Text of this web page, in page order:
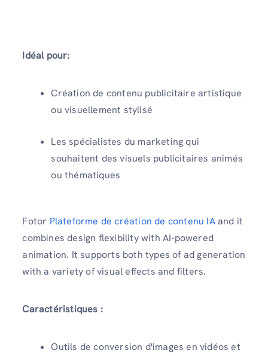
Idéal pour:
Création de contenu publicitaire artistique
ou visuellement stylisé
Les spécialistes du marketing qui
souhaitent des visuels publicitaires animés
ou thématiques
Fotor Plateforme de création de contenu IAand it
combines design flexibility with AI-powered
animation. It supports both types of ad generation
with a variety of visual effects and filters.
Caractéristiques :
Outils de conversion d'images en vidéos et